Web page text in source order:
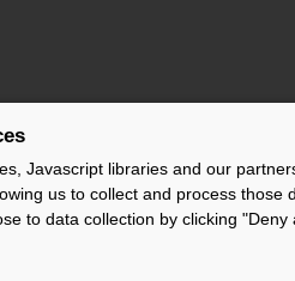
par :
Javascript libraries and our
us to collect and process those
to data collection by clicking "Deny